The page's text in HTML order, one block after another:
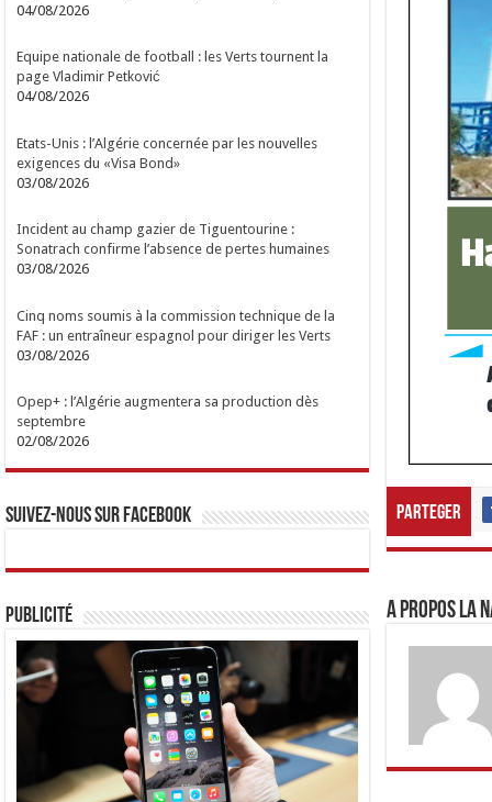
Parteger
A propos LA
04/08/2026
Equipe nationale de football : les Verts tournent la
page Vladimir Petković
04/08/2026
Etats-Unis : l’Algérie concernée par les nouvelles
exigences du «Visa Bond»
03/08/2026
Incident au champ gazier de Tiguentourine :
Sonatrach confirme l’absence de pertes humaines
03/08/2026
Cinq noms soumis à la commission technique de la
FAF : un entraîneur espagnol pour diriger les Verts
03/08/2026
Opep+ : l’Algérie augmentera sa production dès
septembre
02/08/2026
Suivez-nous sur Facebook
Publicité